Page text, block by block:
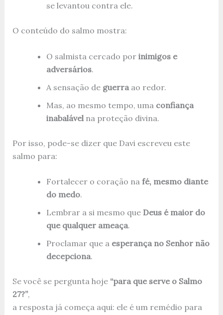
se levantou contra ele.
O conteúdo do salmo mostra:
O salmista cercado por inimigos e
adversários.
A sensação de guerraao redor.
Mas, ao mesmo tempo, uma confiança
inabalávelna proteção divina.
Por isso, pode-se dizer que Davi escreveu este
salmo para:
Fortalecer o coração na fé, mesmo diante
do medo.
Lembrar a si mesmo que Deus é maior do
que qualquer ameaça.
Proclamar que a esperança no Senhor não
decepciona.
Se você se pergunta hoje “para que serve o Salmo
27?”,
a resposta já começa aqui: ele é um remédio para